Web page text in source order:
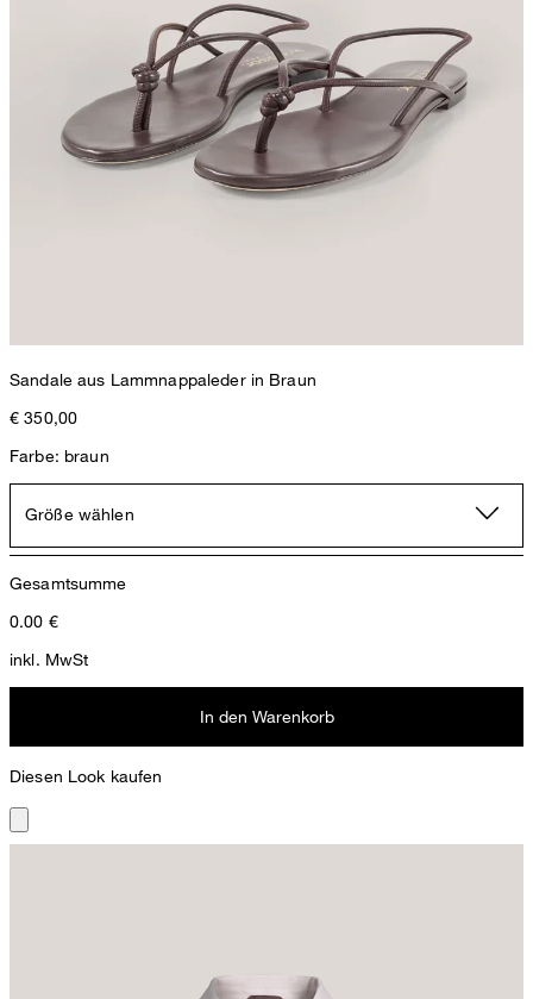
Sandale aus Lammnappaleder in Braun
€ 350,00
Farbe: braun
Größe wählen
Gesamtsumme
0.00 €
inkl. MwSt
In den Warenkorb
Diesen Look kaufen